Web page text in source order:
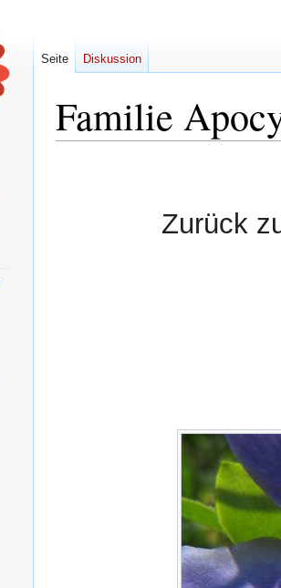
Familie
Zurück
Seite Diskussion